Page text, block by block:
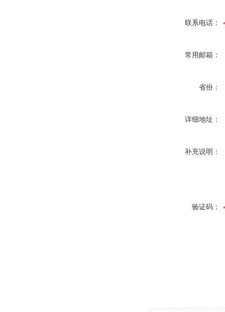
联系电话：
常用邮箱：
省份：
详细地址：
补充说明：
验证码：